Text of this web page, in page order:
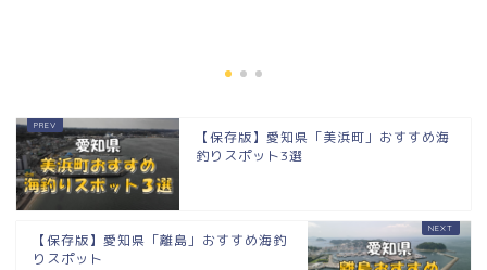
【保存版】愛知県「美浜町」おすすめ海
釣りスポット3選
【保存版】愛知県「離島」おすすめ海釣
りスポット